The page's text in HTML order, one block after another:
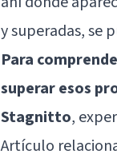
y superadas, se
Para
superar esos
Stagnitto,
Artículo